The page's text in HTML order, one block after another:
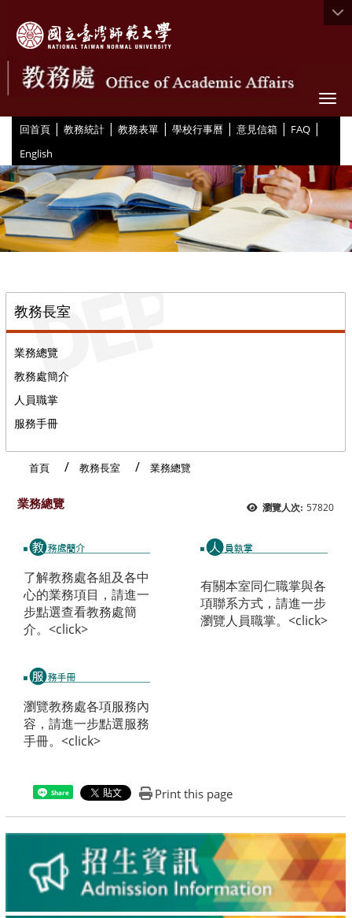
回首頁 | 教務統計 | 教務表單 | 學校行事曆 | 意見信箱 | FAQ |
English
教務長室
業務總覽
教務處簡介
人員職掌
服務手冊
首頁 教務長室 業務總覽
瀏覽人次: 57820
業務總覽
了解教務處各組及各中
心的業務項目，請進一
步點選查看教務處簡
介。 <click>
有關本室同仁職掌與各
項聯系方式，請進一步
瀏覽人員職掌。 <click>
瀏覽教務處各項服務內
容，請進一步點選服務
手冊。 <click>
Share Print this page